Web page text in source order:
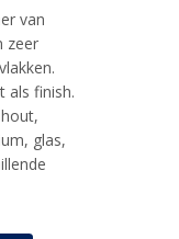
van
zeer
als finish.
glas,